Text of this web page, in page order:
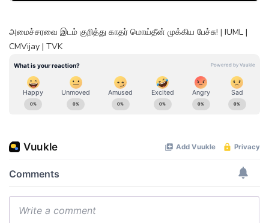
அமைச்சரவை இடம் குறித்து காதர் மொய்தீன் முக்கிய பேச்சு! | IUML |
CMVijay | TVK